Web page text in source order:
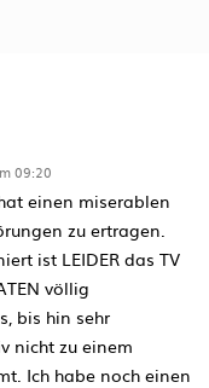
09:20
einen miserablen
zu ertragen.
ist LEIDER das TV
völlig
bis hin sehr
nicht zu einem
Ich habe noch einen